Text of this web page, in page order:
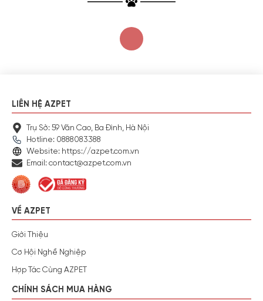
LIÊN HỆ AZPET
Trụ Sở: 59 Văn Cao, Ba Đình, Hà Nội
Hotline: 0888083388
Website: https://azpet.com.vn
Email: contact@azpet.com.vn
VỀ AZPET
Giới Thiệu
Cơ Hội Nghề Nghiệp
Hợp Tác Cùng AZPET
CHÍNH SÁCH MUA HÀNG